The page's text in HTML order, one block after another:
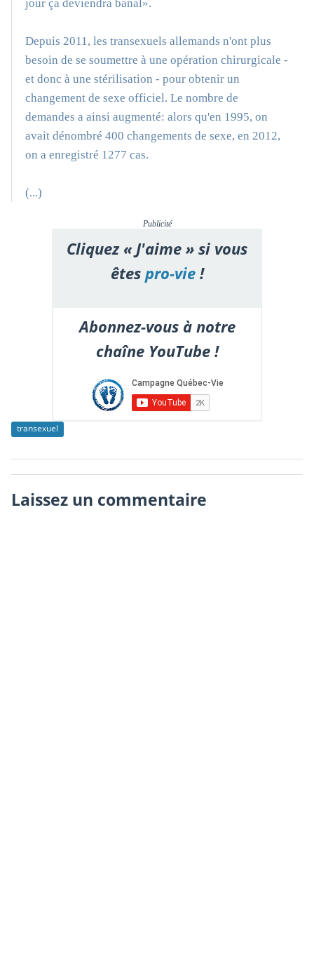
jour ça deviendra banal».
Depuis 2011, les transexuels allemands n'ont plus
besoin de se soumettre à une opération chirurgicale -
et donc à une stérilisation - pour obtenir un
changement de sexe officiel. Le nombre de
demandes a ainsi augmenté: alors qu'en 1995, on
avait dénombré 400 changements de sexe, en 2012,
on a enregistré 1277 cas.
(...)
Publicité
Cliquez « J'aime » si vous
êtespro-vie!
Abonnez-vous à notre
chaîne YouTube !
transexuel
Laissez un commentaire